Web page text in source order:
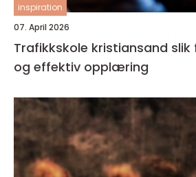
inspiration
07. April 2026
Trafikkskole kristiansand slik finner du trygg
og effektiv opplæring